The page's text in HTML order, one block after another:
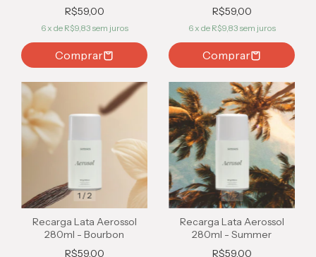
R$59,00
6x de R$9,83 sem juros
R$59,00
6x de R$9,83 sem juros
1 /2
Recarga Lata Aerossol
280ml - Bourbon
R$59,00
1/2
Recarga Lata Aerossol
280ml - Summer
R$59,00